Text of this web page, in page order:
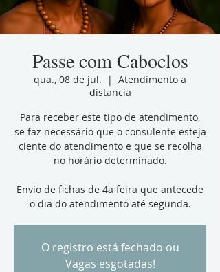
Passe com Caboclos
qua., 08 de jul.
  |
Atendimento a
distancia
Para receber este tipo de atendimento,
se faz necessário que o consulente esteja
ciente do atendimento e que se recolha
no horário determinado.
Envio de fichas de 4a feira que antecede
o dia do atendimento até segunda.
O registro está fechado ou
Vagas esgotadas!